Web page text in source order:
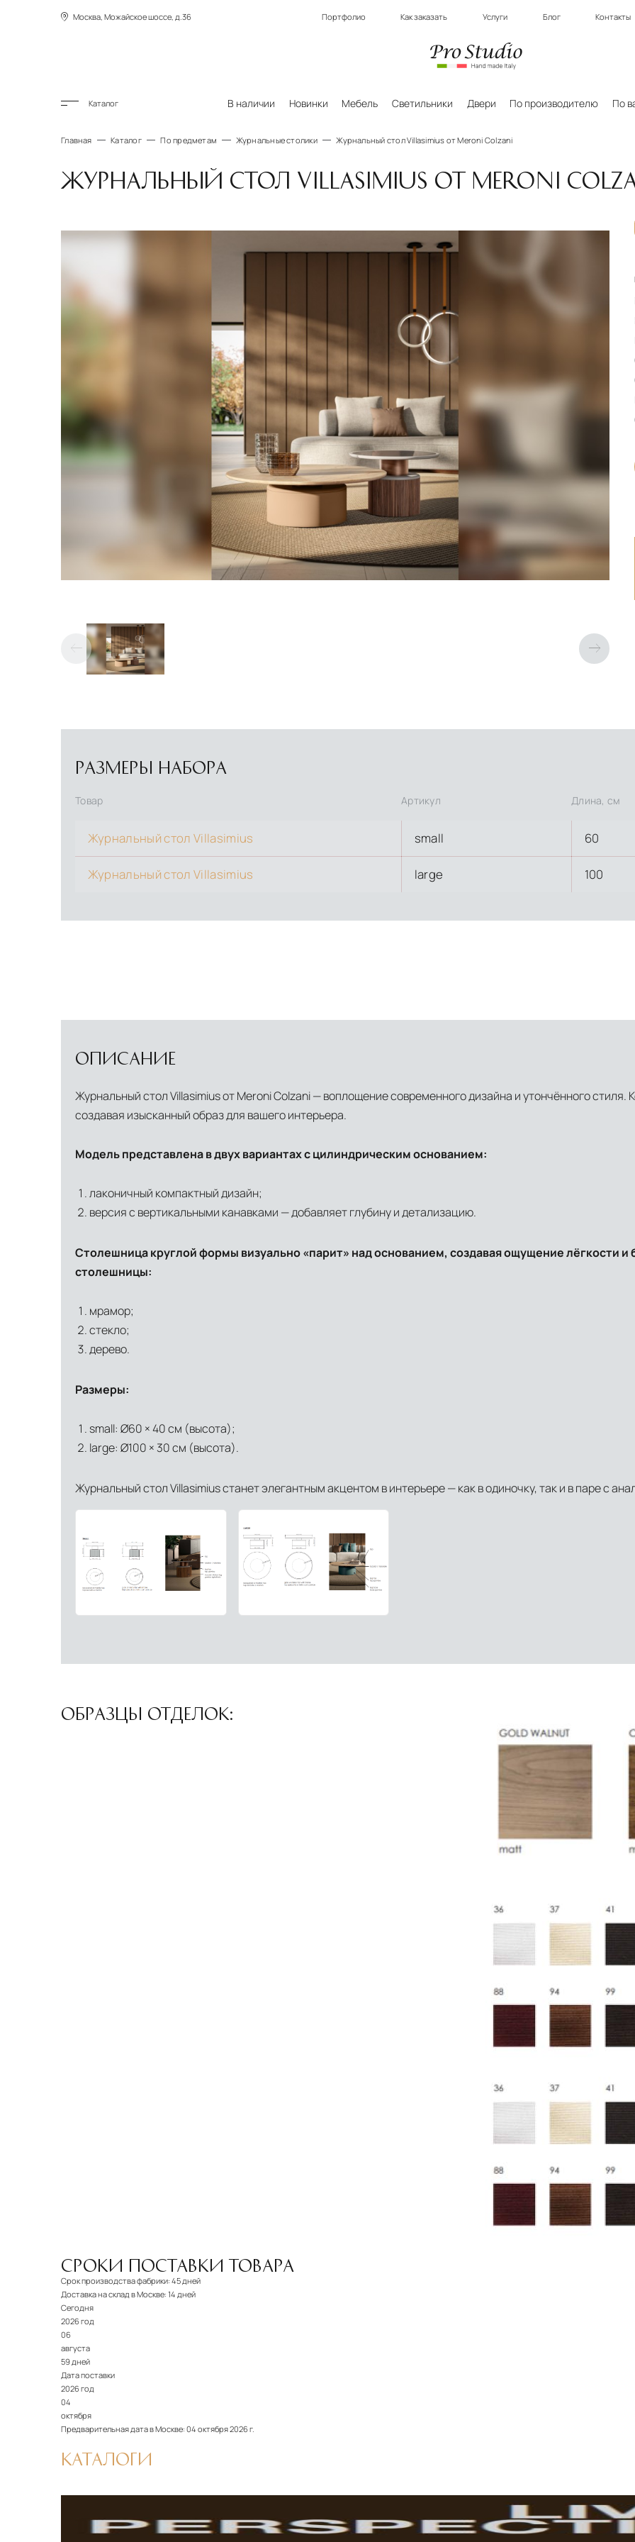
Москва, Можайское шоссе, д.36 Портфолио Как заказать Услуги Блог Контакты
Каталог В наличии Новинки Мебель Светильники Двери По производителю По
Главная Каталог По предметам Журнальные столики Журнальный стол Villasimius от Meroni Colzani
ЖУРНАЛЬНЫЙ СТОЛ VILLASIMIUS ОТ MERONI
РАЗМЕРЫ НАБОРА
Товар Артикул Длина, см
Журнальный стол Villasimius small 60
Журнальный стол Villasimius large 100
ОПИСАНИЕ
Журнальный стол Villasimius от Meroni Colzani — воплощение современного дизайна и утончённого стиля.
создавая изысканный образ для вашего интерьера.
Модель представлена в двух вариантах с цилиндрическим основанием:
лаконичный компактный дизайн;
версия с вертикальными канавками — добавляет глубину и детализацию.
Столешница круглой формы визуально «парит» над основанием, создавая ощущение лёгкости
столешницы:
мрамор;
стекло;
дерево.
Размеры:
small: Ø60 × 40 см (высота);
large: Ø100 × 30 см (высота).
Журнальный стол Villasimius станет элегантным акцентом в интерьере — как в одиночку, так и в паре с
ОБРАЗЦЫ ОТДЕЛОК:
СРОКИ ПОСТАВКИ ТОВАРА
Срок производства фабрики: 45 дней
Доставка на склад в Москве: 14 дней
Сегодня
2026 год
06
августа
59 дней
Дата поставки
2026 год
04
октября
Предварительная дата в Москве:04 октября 2026 г.
КАТАЛОГИ